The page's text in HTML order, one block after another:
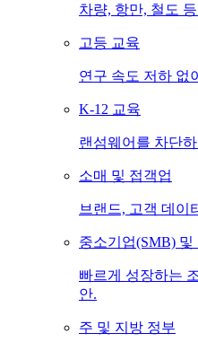
차량, 항만, 철도
고등 교육
연구 속도 저하 없
K-12 교육
랜섬웨어를 차단
소매 및 접객업
브랜드, 고객 데이
중소기업(SMB) 및
빠르게 성장하는
안.
주 및 지방 정부